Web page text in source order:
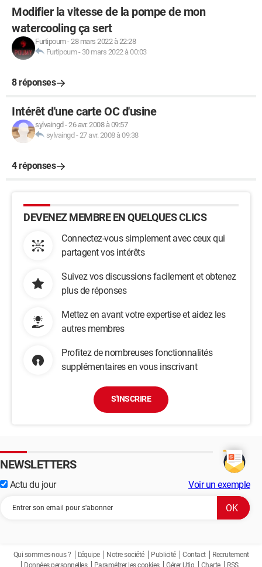
Modifier la vitesse de la pompe de mon
watercooling ça sert
Furtipoum-28 mars 2022 à 22:28
Furtipoum- 30 mars 2022 à 00:03
8 réponses
Intérêt d'une carte OC d'usine
sylvaingd -26 avr. 2008 à 09:57
sylvaingd -27 avr. 2008 à 09:38
4 réponses
DEVENEZ MEMBRE EN QUELQUES CLICS
Connectez-vous simplement avec ceux qui
partagent vos intérêts
Suivez vos discussions facilement et obtenez
plus de réponses
Mettez en avant votre expertise et aidez les
autres membres
Profitez de nombreuses fonctionnalités
supplémentaires en vous inscrivant
S'INSCRIRE
NEWSLETTERS
Actu du jour Voir un exemple
Qui sommes-nous ? L'équipe Notre société Publicité Contact
Recrutement
Données personnelles
Paramétrer les cookies Gérer Utiq Charte RSS